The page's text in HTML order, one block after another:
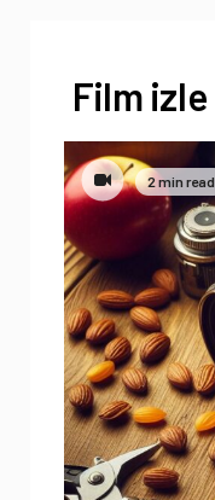
Film izle
2 min read